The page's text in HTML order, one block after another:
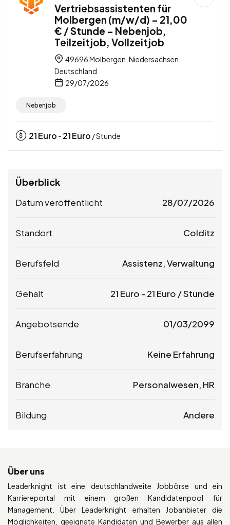
Vertriebsassistenten für
Molbergen (m/w/d) – 21,00
€ / Stunde – Nebenjob,
Teilzeitjob, Vollzeitjob
49696 Molbergen, Niedersachsen,
Deutschland
29/07/2026
Nebenjob
21Euro - 21Euro / Stunde
Überblick
Datum veröffentlicht 28/07/2026
Standort Colditz
Berufsfeld Assistenz, Verwaltung
Gehalt 21 Euro - 21 Euro / Stunde
Angebotsende 01/03/2099
Berufserfahrung Keine Erfahrung
Branche Personalwesen, HR
Bildung Andere
Über uns
Leaderknight ist eine deutschlandweite Jobbörse und ein
Karriereportal mit einem großen Kandidatenpool für
Management. Über Leaderknight erhalten Jobanbieter die
Möglichkeiten, geeignete Kandidaten und Bewerber aus allen